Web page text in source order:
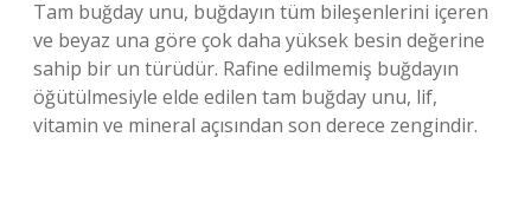
Tam buğday unu, buğdayın tüm bileşenlerini içeren
ve beyaz una göre çok daha yüksek besin değerine
sahip bir un türüdür. Rafine edilmemiş buğdayın
öğütülmesiyle elde edilen tam buğday unu, lif,
vitamin ve mineral açısından son derece zengindir.